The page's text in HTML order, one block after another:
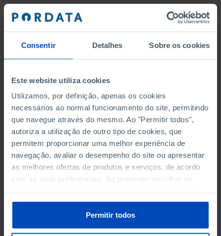
Consentir Detalhes Sobre os cookies
Este website utiliza cookies
Utilizamos, por definição, apenas os cookies
necessários ao normal funcionamento do site, permitindo
que navegue através do mesmo. Ao "Permitir todos",
autoriza a utilização de outro tipo de cookies, que
permitem proporcionar uma melhor experiência de
navegação, avaliar o desempenho do site ou apresentar
as melhores ofertas de produtos e serviços, de acordo
com as suas preferências. Se pretender escolher os
sobre cookies através da gestão de preferências ou da
Política de Cookies.
Permitir todos
JUSTICE AND SECURITY
POPULATION
TRANSPORT
SELECTIVELY COLLECTED OR RECYCLED URBAN WASTE